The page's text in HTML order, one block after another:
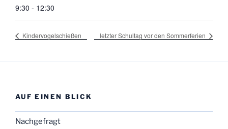
9:30 - 12:30
Kindervogelschießen letzter Schultag vor den Sommerferien
AUF EINEN BLICK
Nachgefragt